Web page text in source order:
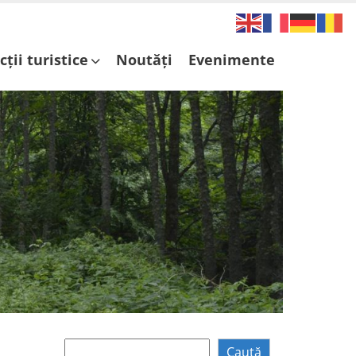
turistice Noutăți Evenimente
Caută